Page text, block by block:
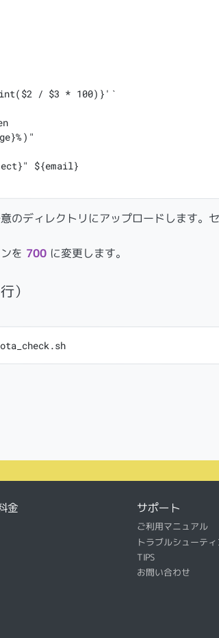
int($2 / $3 * 100)}'`
${email}
のディレクトリにアップロードします。セ
を 700に変更します。
）
金 サポート
ご利用マニュアル
トラブルシューテ
TIPS
お問い合わせ